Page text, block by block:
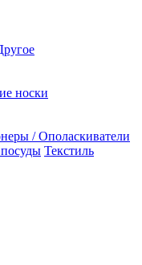
носки
/ Ополаскиватели
Текстиль